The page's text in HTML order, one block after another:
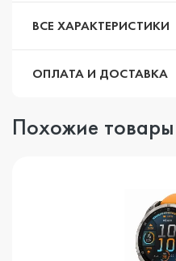
ВСЕ ХАРАКТЕРИСТИКИ
ОПЛАТА И ДОСТАВКА
Похожие товары